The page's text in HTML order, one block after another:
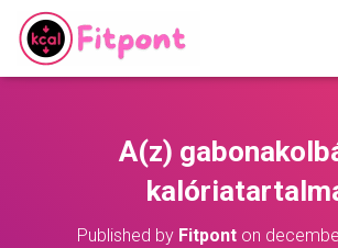
A(z)
Published by Fitponton